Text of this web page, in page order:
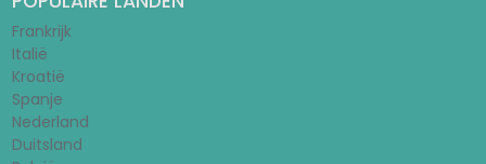
Frankrijk
Italië
Kroatië
Spanje
Nederland
Duitsland